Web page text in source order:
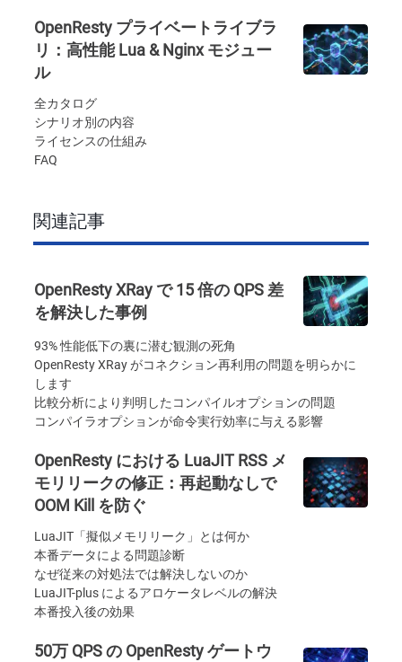
OpenResty プライベートライブラ
リ：高性能 Lua & Nginx モジュー
ル
全カタログ
シナリオ別の内容
ライセンスの仕組み
FAQ
関連記事
OpenResty XRay で 15 倍の QPS 差
を解決した事例
93% 性能低下の裏に潜む観測の死角
OpenResty XRay がコネクション再利用の問題を明らかに
します
比較分析により判明したコンパイルオプションの問題
コンパイラオプションが命令実行効率に与える影響
OpenResty における LuaJIT RSS メ
モリリークの修正：再起動なしで
OOM Kill を防ぐ
LuaJIT「擬似メモリリーク」とは何か
本番データによる問題診断
なぜ従来の対処法では解決しないのか
LuaJIT-plus によるアロケータレベルの解決
本番投入後の効果
50万 QPS の OpenResty ゲートウ